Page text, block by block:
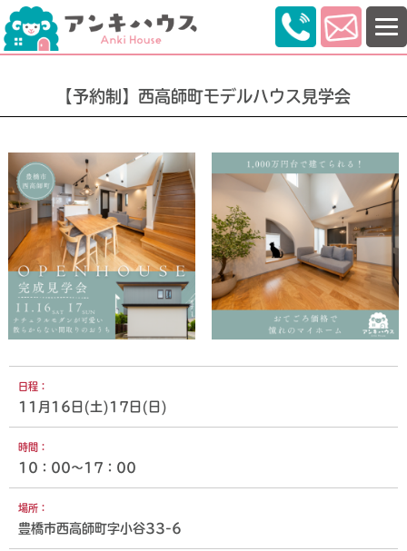
【予約制】西高師町モデルハウス見学会
日程：
11月16日(土)17日(日)
時間：
10：00～17：00
場所：
豊橋市西高師町字小谷33-6